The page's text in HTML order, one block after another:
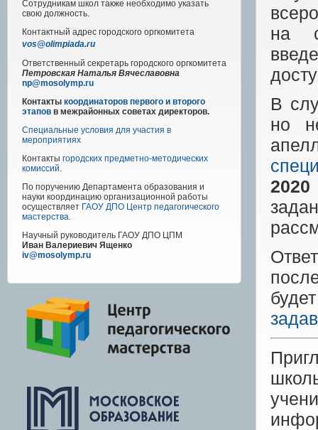
Сотрудникам школ также необходимо указать
свою должность.
Контактный адрес городского оргкомитета
vos@olimpiada.ru
Ответственный секретарь городского оргкомитета
Петровская Наталья Вячеславовна
np@mosolymp.ru
Контакты координаторов первого и второго
этапов в межрайонных советах директоров.
Специальные условия для участия в
мероприятиях
Контакты городских предметно-методических
комиссий.
По поручению Департамента образования и
науки координацию организационной работы
осуществляет ГАОУ ДПО Центр педагогического
мастерства.
Научный руководитель ГАОУ ДПО ЦПМ
Иван Валериевич Ященко
iv@mosolymp.ru
на
В
но
2020